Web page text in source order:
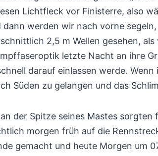
Lichtfleck vor Finisterre, also
dann werden wir nach vorne
2,5 m Wellen gesehen,
letzte Nacht an ihre
darauf einlassen werde.
Süden zu gelangen und das
der Spitze seines Mastes
morgen früh auf die
gemacht und heute Morgen um